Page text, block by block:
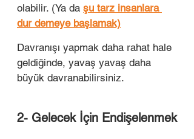
olabilir. (Ya da şu tarz insanlara
dur demeye başlamak)
Davranışı yapmak daha rahat hale
geldiğinde, yavaş yavaş daha
büyük davranabilirsiniz.
2- Gelecek İçin Endişelenmek